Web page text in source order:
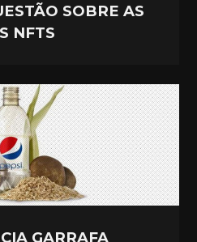
SOBRE AS
NFTS
GARRAFA